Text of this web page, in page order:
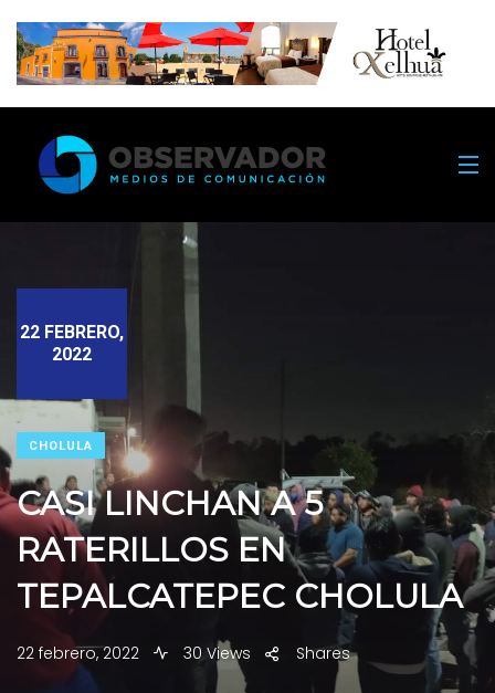
22 FEBRERO,
2022
CHOLULA
CASI LINCHAN A 5
RATERILLOS EN
TEPALCATEPEC CHOLULA
22 febrero, 2022 30 Views Shares